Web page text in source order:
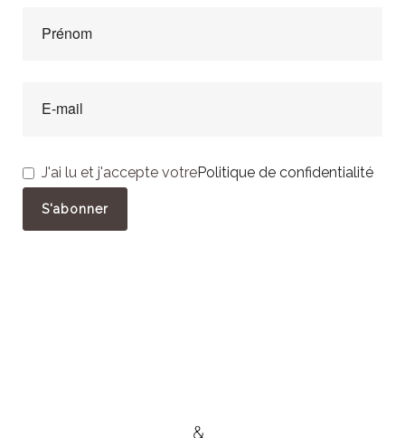
J'ai lu et j'accepte votrePolitique de confidentialité